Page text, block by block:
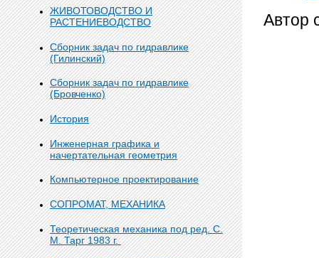
ЖИВОТОВОДСТВО И
РАСТЕНИЕВОДСТВО
Сборник задач по гидравлике
(Гилинский)
Сборник задач по гидравлике
(Бровченко)
История
Инженерная графика и
начертательная геометрия
Компьютерное проектирование
СОПРОМАТ, МЕХАНИКА
Теоретическая механика под ред. С.
М. Тарг 1983 г.
Автор